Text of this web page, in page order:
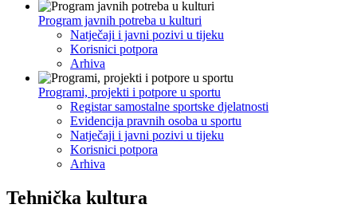
Program javnih potreba u kulturi
Natječaji i javni pozivi u tijeku
Korisnici potpora
Arhiva
Programi, projekti i potpore u sportu
Registar samostalne sportske djelatnosti
Evidencija pravnih osoba u sportu
Natječaji i javni pozivi u tijeku
Korisnici potpora
Arhiva
Tehnička kultura